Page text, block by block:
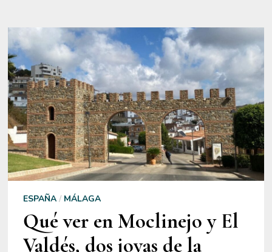
ESPAÑA/ MÁLAGA
Qué ver en Moclinejo y El
Valdés, dos joyas de la